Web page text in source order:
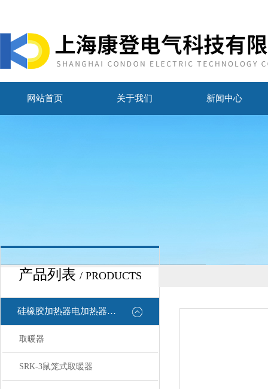
网站首页 关于我们 新闻中心
产品列表 / PRODUCTS
硅橡胶加热器电加热器康登电气
取暖器
SRK-3鼠笼式取暖器